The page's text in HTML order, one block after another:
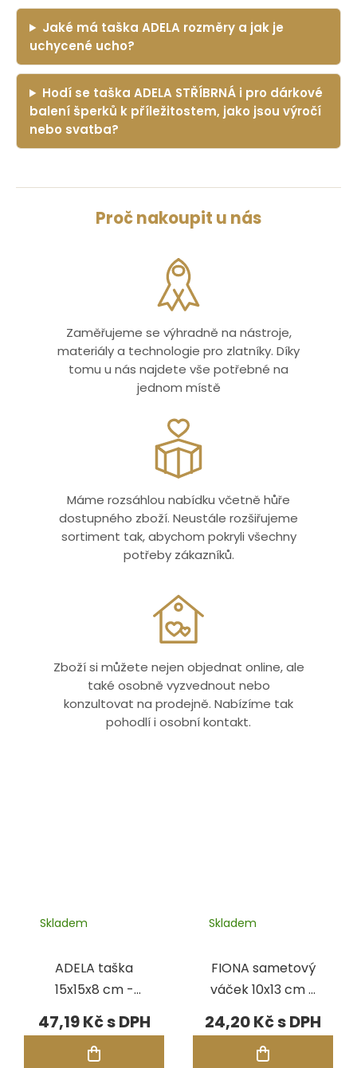
Jaké má taška ADELA rozměry a jak je
uchycené ucho?
Hodí se taška ADELA STŘÍBRNÁ i pro dárkové
balení šperků k příležitostem, jako jsou výročí
nebo svatba?
Proč nakoupit u nás
Zaměřujeme se výhradně na nástroje,
materiály a technologie pro zlatníky. Díky
tomu u nás najdete vše potřebné na
jednom místě
Máme rozsáhlou nabídku včetně hůře
dostupného zboží. Neustále rozšiřujeme
sortiment tak, abychom pokryli všechny
potřeby zákazníků.
Zboží si můžete nejen objednat online, ale
také osobně vyzvednout nebo
konzultovat na prodejně. Nabízíme tak
pohodlí i osobní kontakt.
ADELA taška
15x15x8 cm -
BÉŽOVÁ
Skladem
47,19 Kč
FIONA sametový
váček 10x13 cm -
ČERNÁ
Skladem
24,20 Kč